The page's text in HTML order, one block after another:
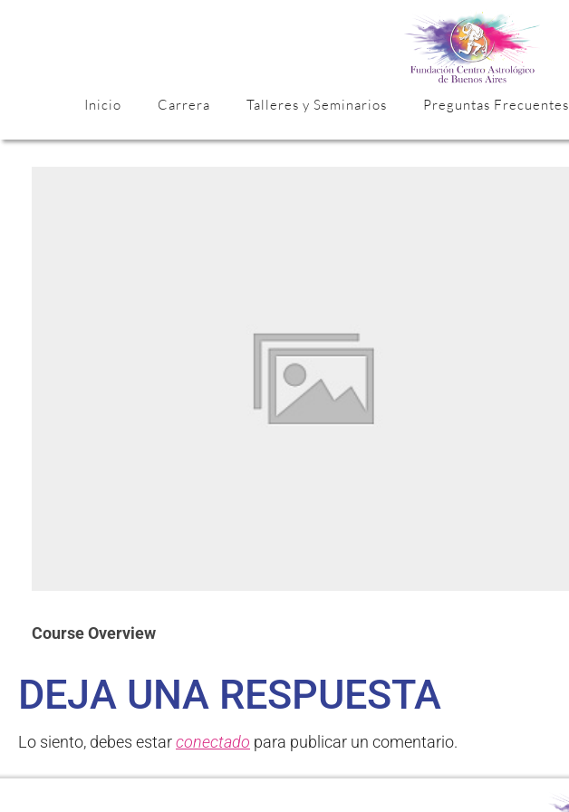
Inicio Carrera Talleres y Seminarios Preguntas Frecuentes
Course Overview
DEJA UNA RESPUESTA
Lo siento, debes estarconectado para publicar un comentario.